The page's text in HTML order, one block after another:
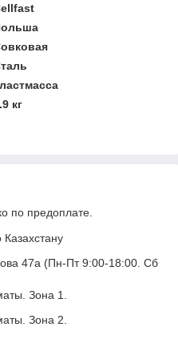
кг
по предоплате.
47а (Пн-Пт 9:00-18:00. Сб
Зона 1.
Зона 2.